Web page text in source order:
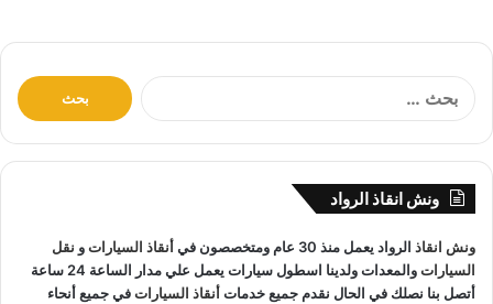
:
ونش انقاذ الرواد
ونش انقاذ الرواد يعمل منذ 30 عام ومتخصصون في أنقاذ السياراتو نقل
السيارات
والمعدات ولدينا اسطول سيارات يعمل علي مدار الساعة 24 ساعة
أتصل بنا نصلك في الحال نقدم جميع خدماتأنقاذ السياراتفي جميع أنحاء